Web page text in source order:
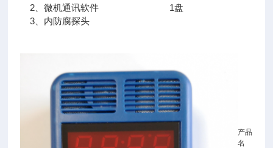
2、微机通讯软件 1盘
3、内防腐探头
产品
名